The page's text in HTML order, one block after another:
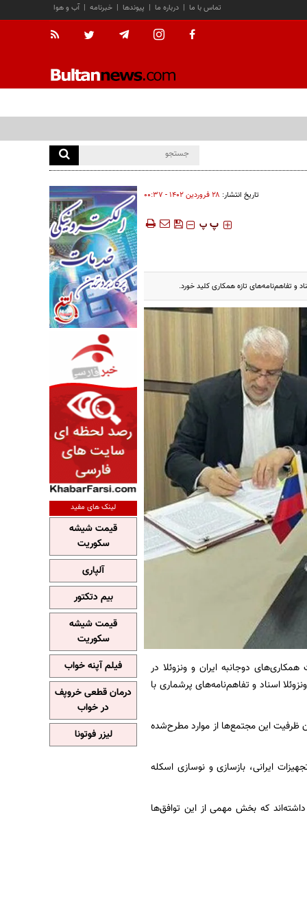
آب و هوا | خبرنامه | پیوندها | درباره ما | تماس با ما
تاریخ انتشار: ۲۸ فروردين ۱۴۰۲ - ۰۰:۳۷
‍‍‍ پ پ
و تفاهم‌نامه‌های تازه همکاری کلید خورد.
دوجانبه ایران و ونزوئلا در
اسناد و تفاهم‌نامه‌های پرشماری با
ظرفیت این مجتمع‌ها از موارد مطرح‌شده
ایرانی، بازسازی و نوسازی اسکله
که بخش مهمی از این توافق‌ها
لینک های مفید
قیمت شیشه
سکوریت
آلپاری
بیم دتکتور
قیمت شیشه
سکوریت
فیلم آپنه خواب
درمان قطعی خروپف
در خواب
لیزر فوتونا